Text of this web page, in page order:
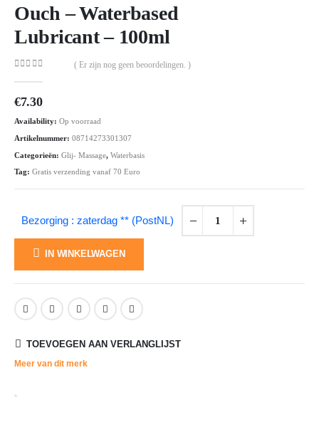
Ouch – Waterbased
Lubricant – 100ml
( Er zijn nog geen beoordelingen. )
€7.30
Availability: Op voorraad
Artikelnummer: 08714273301307
Categorieën: Glij- Massage, Waterbasis
Tag: Gratis verzending vanaf 70 Euro
Bezorging : zaterdag ** (PostNL)
IN WINKELWAGEN
TOEVOEGEN AAN VERLANGLIJST
Meer van dit merk